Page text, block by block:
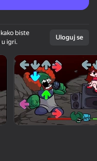
pejzažna
biste
u igri.
Uloguj se